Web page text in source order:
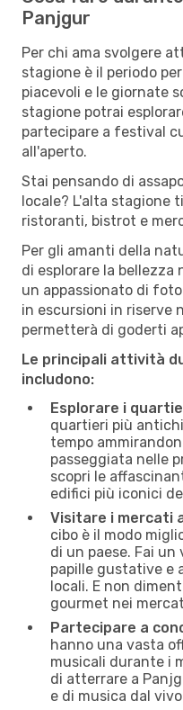
Panjgur
Per chi ama svolgere
stagione è il periodo
piacevoli e le giornate
stagione potrai
partecipare a festival
all'aperto.
Stai pensando di
locale? L'alta stagione
ristoranti, bistrot e
Per gli amanti della
di esplorare la bellezza
un appassionato di
in escursioni in riserve
permetterà di goderti
Le principali attività
includono:
Esplorare i
quartieri più
tempo
passeggiata nelle
scopri le
edifici più iconici
Visitare i mercati
cibo è il modo
di un paese. Fai
papille gustative e
locali. E non
gourmet nei
Partecipare a
hanno una vasta
musicali durante i
di atterrare a
e di musica dal